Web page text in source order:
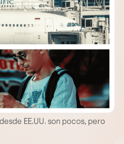
EE.UU. son pocos, pero